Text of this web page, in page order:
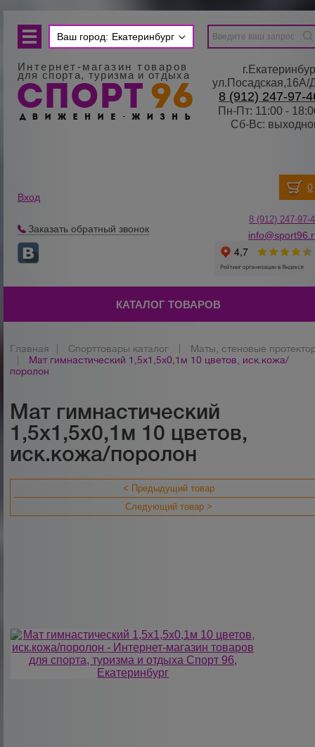
Ваш город: Екатеринбург
Интернет-магазин товаров
для спорта, туризма и отдыха
8 (912) 247-97-
Пн-Пт: 11:00 -
Сб-Вс:
Вход
Заказать обратный звонок
8 (912) 247-97-
КАТАЛОГ ТОВАРОВ
Главная Спорттовары каталог
Маты, стеновые
Мат гимнастический 1,5х1,5х0,1м 10 цветов, иск.кожа/
поролон
Мат гимнастический
1,5х1,5х0,1м 10 цветов,
иск.кожа/поролон
< Предыдущий товар
Следующий товар >